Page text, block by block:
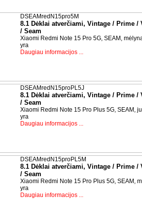
DSEAMredN15pro5M
8.1 Dėklai atverčiami, Vintage / Prime /
/ Seam
Xiaomi Redmi Note 15 Pro 5G, SEAM,
yra
Daugiau informacijos ...
DSEAMredN15proPL5J
8.1 Dėklai atverčiami, Vintage / Prime /
/ Seam
Xiaomi Redmi Note 15 Pro Plus 5G, SEAM,
yra
Daugiau informacijos ...
DSEAMredN15proPL5M
8.1 Dėklai atverčiami, Vintage / Prime /
/ Seam
Xiaomi Redmi Note 15 Pro Plus 5G, SEAM,
yra
Daugiau informacijos ...